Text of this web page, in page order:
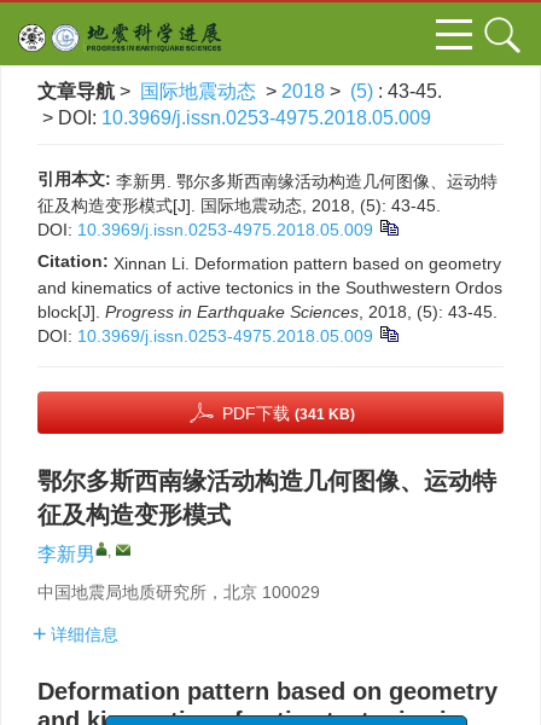
文章导航 > 国际地震动态 > 2018 > (5) : 43-45.
> DOI: 10.3969/j.issn.0253-4975.2018.05.009
引用本文: 李新男. 鄂尔多斯西南缘活动构造几何图像、运动特
征及构造变形模式[J]. 国际地震动态, 2018, (5): 43-45.
DOI: 10.3969/j.issn.0253-4975.2018.05.009
Citation: Xinnan Li. Deformation pattern based on geometry
and kinematics of active tectonics in the Southwestern Ordos
block[J]. Progress in Earthquake Sciences , 2018, (5): 43-45.
DOI: 10.3969/j.issn.0253-4975.2018.05.009
PDF下载 (341 KB)
鄂尔多斯西南缘活动构造几何图像、运动特
征及构造变形模式
李新男 ,
中国地震局地质研究所，北京 100029
详细信息
Deformation pattern based on geometry